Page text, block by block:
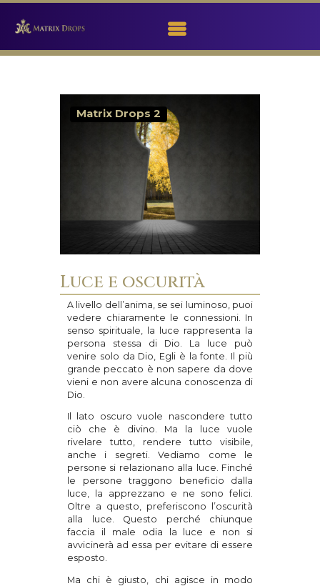
PER I NUOVI
VISITATORI
CONSULENTI
BLOG
PRIVACY
Matrix Drops 2
Luce e oscurità
A livello dell’anima, se sei luminoso, puoi
vedere chiaramente le connessioni. In
senso spirituale, la luce rappresenta la
persona stessa di Dio. La luce può
venire solo da Dio, Egli è la fonte. Il più
grande peccato è non sapere da dove
vieni e non avere alcuna conoscenza di
Dio.
Il lato oscuro vuole nascondere tutto
ciò che è divino. Ma la luce vuole
rivelare tutto, rendere tutto visibile,
anche i segreti. Vediamo come le
persone si relazionano alla luce. Finché
le persone traggono beneficio dalla
luce, la apprezzano e ne sono felici.
Oltre a questo, preferiscono l’oscurità
alla luce. Questo perché chiunque
faccia il male odia la luce e non si
avvicinerà ad essa per evitare di essere
esposto.
Ma chi è giusto, chi agisce in modo